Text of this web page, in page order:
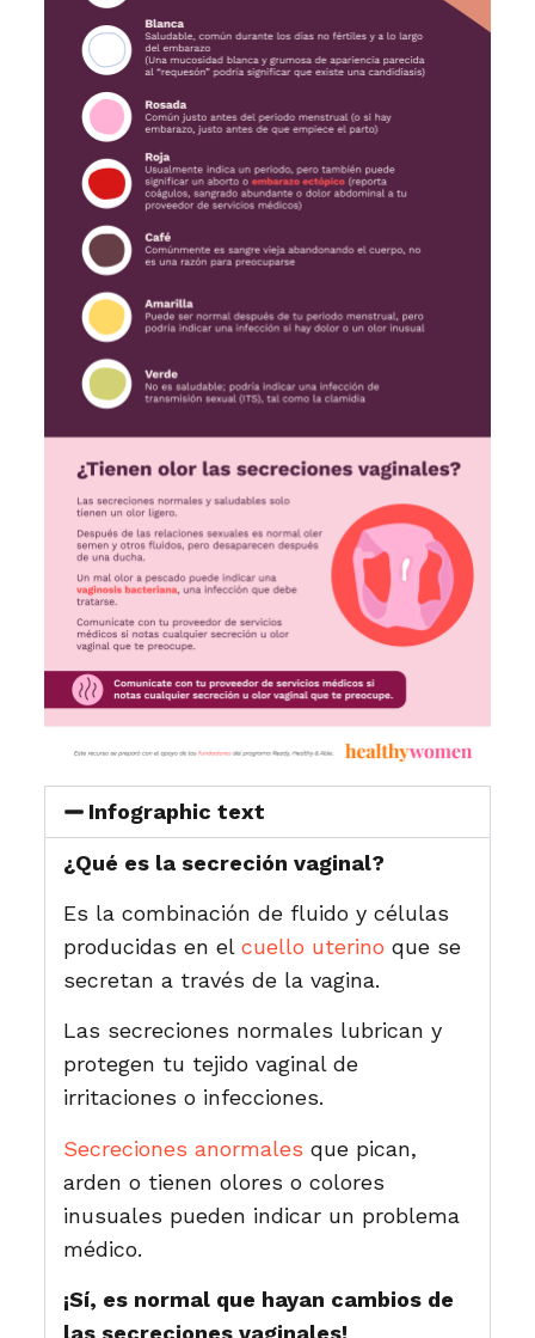
Infographic text
¿Qué es la secreción vaginal?
Es la combinación de fluido y células
producidas en el cuello uterino que se
secretan a través de la vagina.
Las secreciones normales lubrican y
protegen tu tejido vaginal de
irritaciones o infecciones.
Secreciones anormales que pican,
arden o tienen olores o colores
inusuales pueden indicar un problema
médico.
¡Sí, es normal que hayan cambios de
las secreciones vaginales!